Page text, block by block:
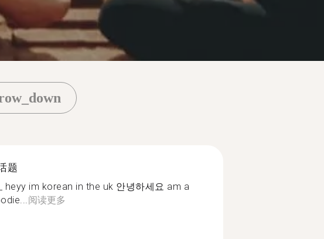
题
heyy im korean in the uk 안녕하세요 am a
阅读更多